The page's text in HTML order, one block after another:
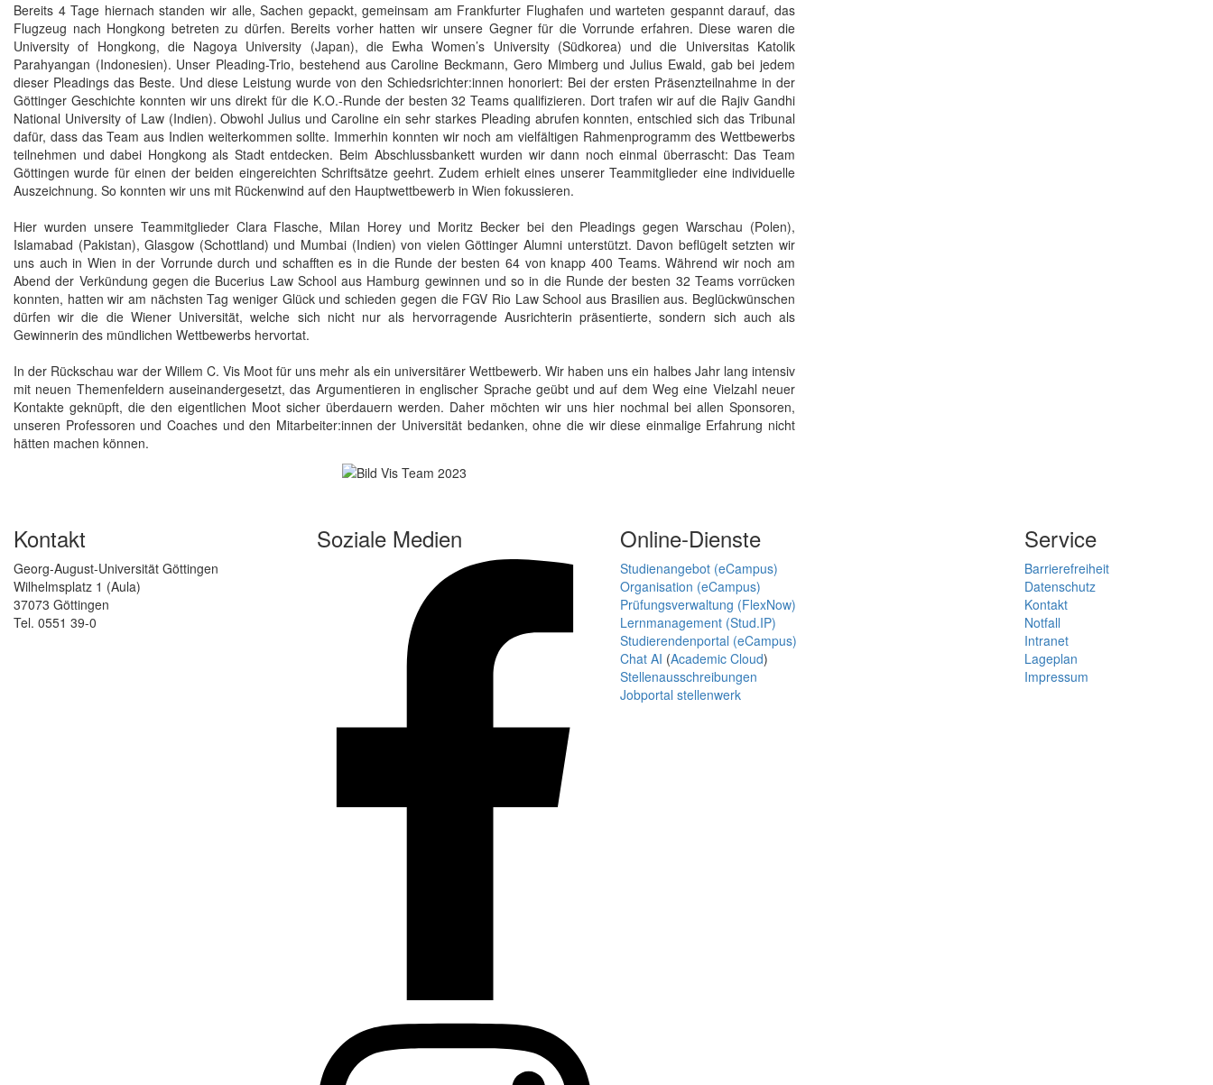
Bereits 4 Tage hiernach standen wir alle, Sachen gepackt, gemeinsam am Frankfurter Flughafen und warteten gespannt darauf, das
Flugzeug nach Hongkong betreten zu dürfen. Bereits vorher hatten wir unsere Gegner für die Vorrunde erfahren. Diese waren die
University of Hongkong, die Nagoya University (Japan), die Ewha Women’s University (Südkorea) und die Universitas Katolik
Parahyangan (Indonesien). Unser Pleading-Trio, bestehend aus Caroline Beckmann, Gero Mimberg und Julius Ewald, gab bei jedem
dieser Pleadings das Beste. Und diese Leistung wurde von den Schiedsrichter:innen honoriert: Bei der ersten Präsenzteilnahme in der
Göttinger Geschichte konnten wir uns direkt für die K.O.-Runde der besten 32 Teams qualifizieren. Dort trafen wir auf die Rajiv Gandhi
National University of Law (Indien). Obwohl Julius und Caroline ein sehr starkes Pleading abrufen konnten, entschied sich das Tribunal
dafür, dass das Team aus Indien weiterkommen sollte. Immerhin konnten wir noch am vielfältigen Rahmenprogramm des Wettbewerbs
teilnehmen und dabei Hongkong als Stadt entdecken. Beim Abschlussbankett wurden wir dann noch einmal überrascht: Das Team
Göttingen wurde für einen der beiden eingereichten Schriftsätze geehrt. Zudem erhielt eines unserer Teammitglieder eine individuelle
Auszeichnung. So konnten wir uns mit Rückenwind auf den Hauptwettbewerb in Wien fokussieren.
Hier wurden unsere Teammitglieder Clara Flasche, Milan Horey und Moritz Becker bei den Pleadings gegen Warschau (Polen),
Islamabad (Pakistan), Glasgow (Schottland) und Mumbai (Indien) von vielen Göttinger Alumni unterstützt. Davon beflügelt setzten wir
uns auch in Wien in der Vorrunde durch und schafften es in die Runde der besten 64 von knapp 400 Teams. Während wir noch am
Abend der Verkündung gegen die Bucerius Law School aus Hamburg gewinnen und so in die Runde der besten 32 Teams vorrücken
konnten, hatten wir am nächsten Tag weniger Glück und schieden gegen die FGV Rio Law School aus Brasilien aus. Beglückwünschen
dürfen wir die die Wiener Universität, welche sich nicht nur als hervorragende Ausrichterin präsentierte, sondern sich auch als
Gewinnerin des mündlichen Wettbewerbs hervortat.
In der Rückschau war der Willem C. Vis Moot für uns mehr als ein universitärer Wettbewerb. Wir haben uns ein halbes Jahr lang intensiv
mit neuen Themenfeldern auseinandergesetzt, das Argumentieren in englischer Sprache geübt und auf dem Weg eine Vielzahl neuer
Kontakte geknüpft, die den eigentlichen Moot sicher überdauern werden. Daher möchten wir uns hier nochmal bei allen Sponsoren,
unseren Professoren und Coaches und den Mitarbeiter:innen der Universität bedanken, ohne die wir diese einmalige Erfahrung nicht
hätten machen können.
Kontakt
Georg-August-Universität Göttingen
Wilhelmsplatz 1 (Aula)
37073 Göttingen
Tel. 0551 39-0
Soziale Medien Online-Dienste
Studienangebot (eCampus)
Organisation (eCampus)
Prüfungsverwaltung (FlexNow)
Lernmanagement (Stud.IP)
Studierendenportal (eCampus)
Chat AI (Academic Cloud)
Stellenausschreibungen
Jobportal stellenwerk
Service
Barrierefreiheit
Datenschutz
Kontakt
Notfall
Intranet
Lageplan
Impressum